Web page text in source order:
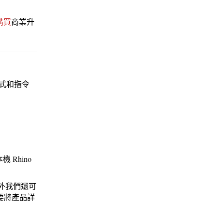
買商業升
和指令
Rhino
我們還可
將產品詳